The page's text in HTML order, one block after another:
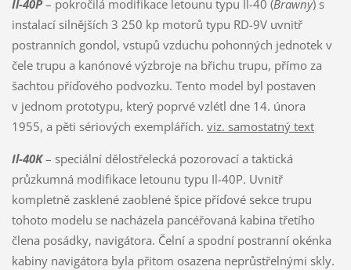
Il-40P– pokročilá modifikace letounu typu Il-40 (Brawny) s
instalací silnějších 3 250 kp motorů typu RD-9V uvnitř
postranních gondol, vstupů vzduchu pohonných jednotek v
čele trupu a kanónové výzbroje na břichu trupu, přímo za
šachtou příďového podvozku. Tento model byl postaven
v jednom prototypu, který poprvé vzlétl dne 14. února
1955, a pěti sériových exemplářích. viz. samostatný text
Il-40K– speciální dělostřelecká pozorovací a taktická
průzkumná modifikace letounu typu Il-40P. Uvnitř
kompletně zasklené zaoblené špice příďové sekce trupu
tohoto modelu se nacházela pancéřovaná kabina třetího
člena posádky, navigátora. Čelní a spodní postranní okénka
kabiny navigátora byla přitom osazena neprůstřelnými skly.